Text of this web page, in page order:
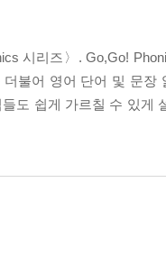
시리즈〉. Go,Go!
불어 영어 단어 및 문장
도 쉽게 가르칠 수 있게